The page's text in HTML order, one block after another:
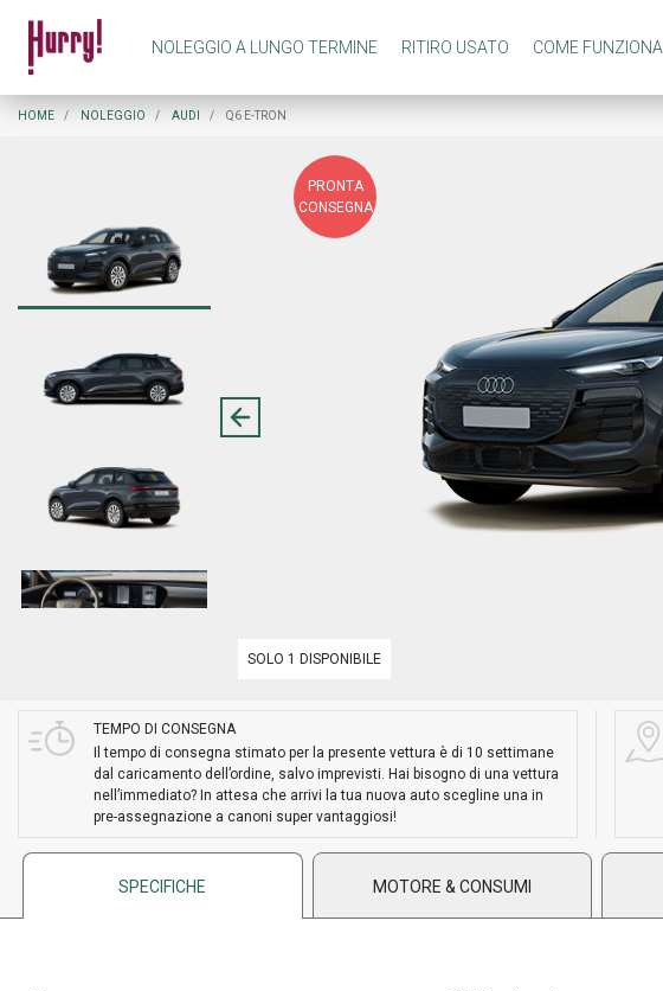
NOLEGGIO A LUNGO TERMINE RITIRO USATO COME FUNZIONA
HOME NOLEGGIO AUDI Q6 E-TRON
PRONTA
CONSEGNA
SOLO 1 DISPONIBILE
TEMPO DI CONSEGNA
Il tempo di consegna stimato per la presente vettura è di 10 settimane
dal caricamento dell’ordine, salvo imprevisti. Hai bisogno di una vettura
nell’immediato? In attesa che arrivi la tua nuova auto scegline una in
pre-assegnazione a canoni super vantaggiosi!
SPECIFICHE MOTORE & CONSUMI
NOLEGGIO A LUNGO TERMINE AZIENDE
PREASSEGNAZIONE